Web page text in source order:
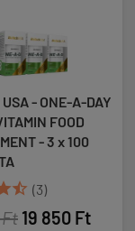
ÚJ
BioTech USA -
CREAM -
10 090 Ft
(12 / g)